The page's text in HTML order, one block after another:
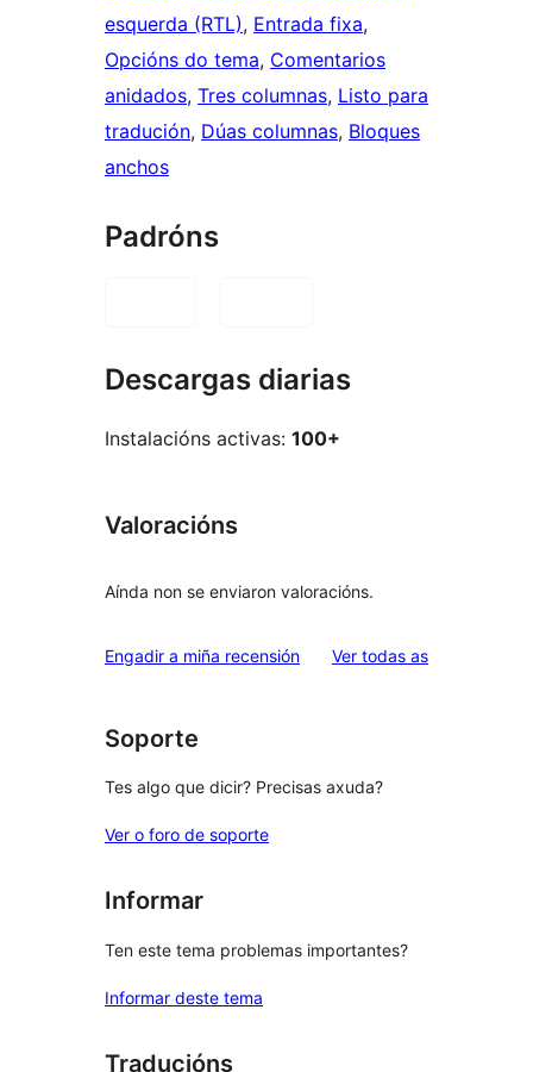
esquerda (RTL), Entrada fixa
Opcións do tema, Comentarios
anidados, Tres columnas, Listo para
tradución, Dúas columnas, Bloques
anchos
Padróns
Descargas diarias
Instalacións activas: 100+
Valoracións
Aínda non se enviaron valoracións.
Engadir a miña recensión Ver todas asvaloracións
Soporte
Tes algo que dicir? Precisas axuda?
Ver o foro de soporte
Informar
Ten este tema problemas importantes?
Informar deste tema
Traducións